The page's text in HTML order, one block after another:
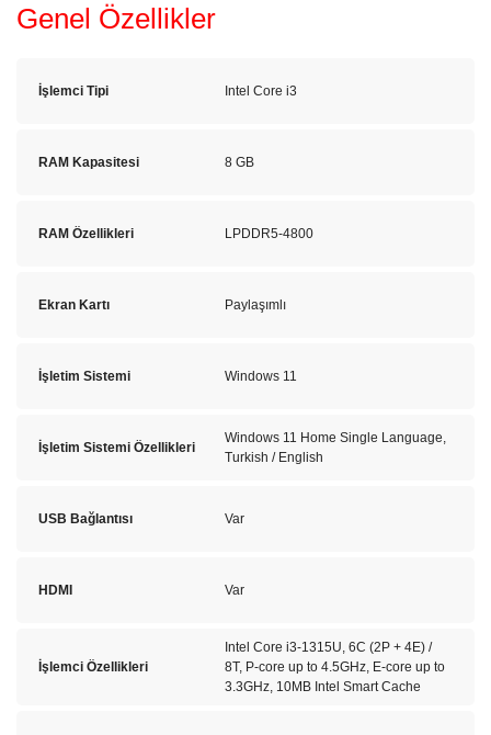
Genel Özellikler
İşlemci Tipi Intel Core i3
RAM Kapasitesi 8 GB
RAM Özellikleri LPDDR5-4800
Ekran Kartı Paylaşımlı
İşletim Sistemi Windows 11
İşletim Sistemi Özellikleri
Windows 11 Home Single Language,
Turkish / English
USB Bağlantısı Var
HDMI Var
İşlemci Özellikleri
Intel Core i3-1315U, 6C (2P + 4E) /
8T, P-core up to 4.5GHz, E-core up to
3.3GHz, 10MB Intel Smart Cache